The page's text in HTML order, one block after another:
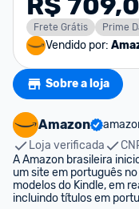
Frete Grátis Prime
Vendido por:
Sobre a loja
Amazon
Loja verificada
A Amazon brasileira
um site em português
modelos do Kindle, em
incluindo títulos em